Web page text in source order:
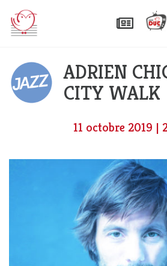
ADRIEN
CITY WALK
11 octobre 2019 |